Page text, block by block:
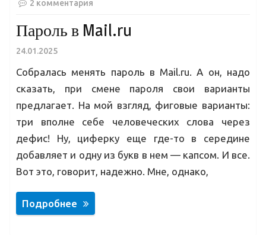
2 комментария
Пароль в Mail.ru
24.01.2025
Собралась менять пароль в Mail.ru. А он, надо
сказать, при смене пароля свои варианты
предлагает. На мой взгляд, фиговые варианты:
три вполне себе человеческих слова через
дефис! Ну, циферку еще где-то в середине
добавляет и одну из букв в нем — капсом. И все.
Вот это, говорит, надежно. Мне, однако,
Подробнее